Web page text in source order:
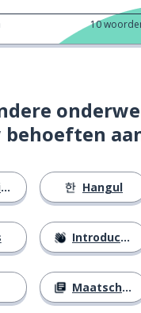
10
Hangul
Introducties
Maatschappij